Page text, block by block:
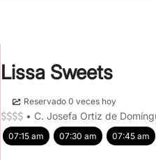
Lissa Sweets
Reservado 0 veces hoy
• C. Josefa Ortiz de
07:15 am 07:30 am 07:45 am